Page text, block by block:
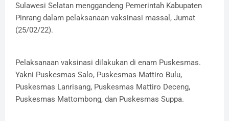
Sulawesi Selatan menggandeng Pemerintah Kabupaten
Pinrang dalam pelaksanaan vaksinasi massal, Jumat
(25/02/22).
Pelaksanaan vaksinasi dilakukan di enam Puskesmas.
Yakni Puskesmas Salo, Puskesmas Mattiro Bulu,
Puskesmas Lanrisang, Puskesmas Mattiro Deceng,
Puskesmas Mattombong, dan Puskesmas Suppa.